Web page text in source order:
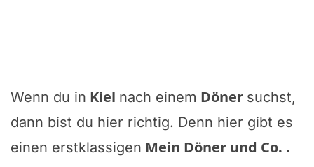
Wenn du in Kiel nach einem Döner suchst,
dann bist du hier richtig. Denn hier gibt es
einen erstklassigen Mein Döner und Co. .